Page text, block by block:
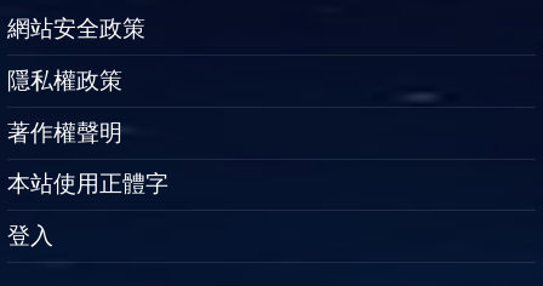
網站安全政策
隱私權政策
著作權聲明
本站使用正體字
登入